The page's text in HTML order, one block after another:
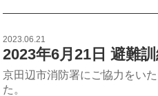
2023.06.21
2023年6月21日 避難
京田辺市消防署にご協力をい
た。